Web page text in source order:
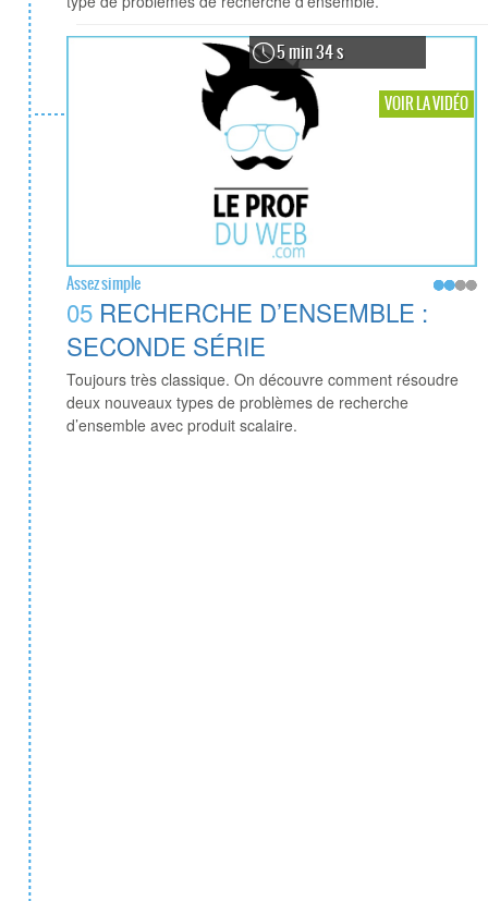
5 min 34 s
VOIR LA VIDÉO
Assez simple
05 RECHERCHE D’ENSEMBLE :
SECONDE SÉRIE
Toujours très classique. On découvre comment résoudre
deux nouveaux types de problèmes de recherche
d’ensemble avec produit scalaire.